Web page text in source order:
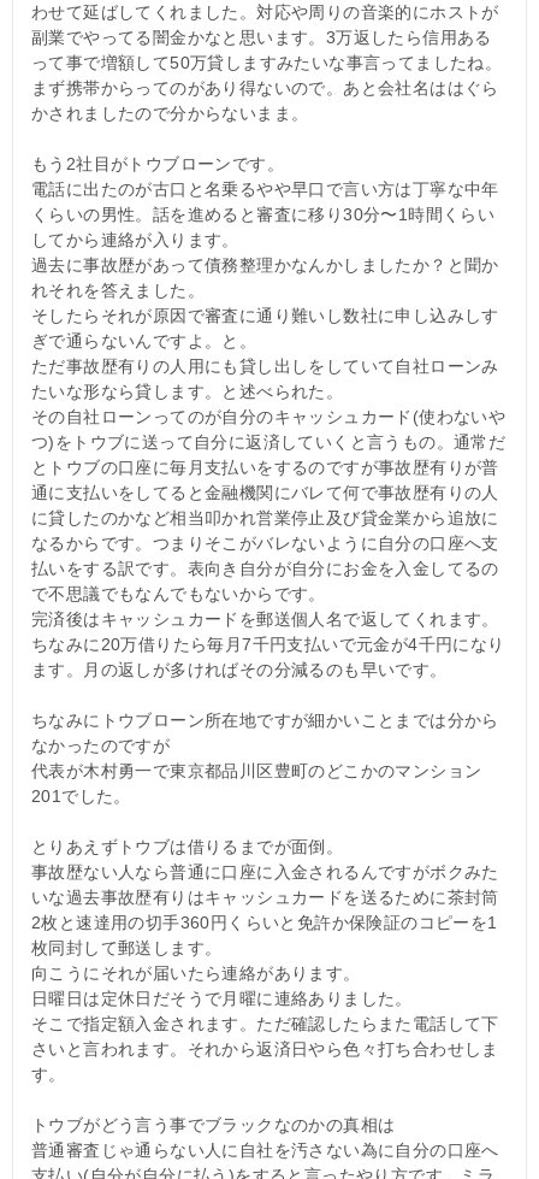
わせて延ばしてくれました。対応や周りの音楽的にホストが
副業でやってる闇金かなと思います。3万返したら信用ある
って事で増額して50万貸しますみたいな事言ってましたね。
まず携帯からってのがあり得ないので。あと会社名ははぐら
かされましたので分からないまま。
もう2社目がトウブローンです。
電話に出たのが古口と名乗るやや早口で言い方は丁寧な中年
くらいの男性。話を進めると審査に移り30分〜1時間くらい
してから連絡が入ります。
過去に事故歴があって債務整理かなんかしましたか？と聞か
れそれを答えました。
そしたらそれが原因で審査に通り難いし数社に申し込みしす
ぎで通らないんですよ。と。
ただ事故歴有りの人用にも貸し出しをしていて自社ローンみ
たいな形なら貸します。と述べられた。
その自社ローンってのが自分のキャッシュカード(使わないや
つ)をトウブに送って自分に返済していくと言うもの。通常だ
とトウブの口座に毎月支払いをするのですが事故歴有りが普
通に支払いをしてると金融機関にバレて何で事故歴有りの人
に貸したのかなど相当叩かれ営業停止及び貸金業から追放に
なるからです。つまりそこがバレないように自分の口座へ支
払いをする訳です。表向き自分が自分にお金を入金してるの
で不思議でもなんでもないからです。
完済後はキャッシュカードを郵送個人名で返してくれます。
ちなみに20万借りたら毎月7千円支払いで元金が4千円になり
ます。月の返しが多ければその分減るのも早いです。
ちなみにトウブローン所在地ですが細かいことまでは分から
なかったのですが
代表が木村勇一で東京都品川区豊町のどこかのマンション
201でした。
とりあえずトウブは借りるまでが面倒。
事故歴ない人なら普通に口座に入金されるんですがボクみた
いな過去事故歴有りはキャッシュカードを送るために茶封筒
2枚と速達用の切手360円くらいと免許か保険証のコピーを1
枚同封して郵送します。
向こうにそれが届いたら連絡があります。
日曜日は定休日だそうで月曜に連絡ありました。
そこで指定額入金されます。ただ確認したらまた電話して下
さいと言われます。それから返済日やら色々打ち合わせしま
す。
トウブがどう言う事でブラックなのかの真相は
普通審査じゃ通らない人に自社を汚さない為に自分の口座へ
支払い(自分が自分に払う)をすると言ったやり方です。ミラ